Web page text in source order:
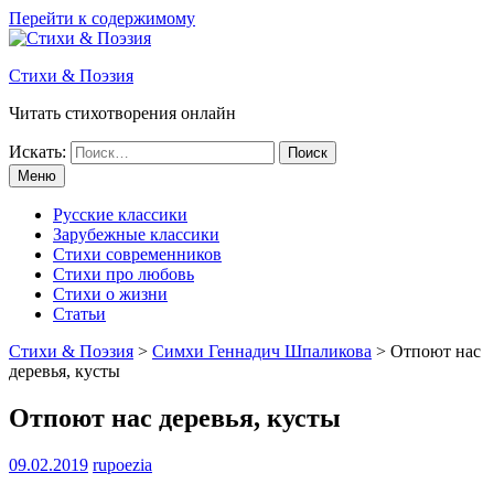
Перейти к содержимому
Стихи & Поэзия
Читать стихотворения онлайн
Искать:
Меню
Русские классики
Зарубежные классики
Стихи современников
Стихи про любовь
Стихи о жизни
Статьи
Стихи & Поэзия > Симхи Геннадич Шпаликова > Отпоют нас
деревья, кусты
Отпоют нас деревья, кусты
09.02.2019 rupoezia